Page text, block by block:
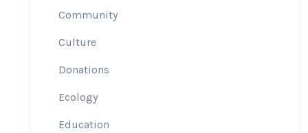
Community
Culture
Donations
Ecology
Education